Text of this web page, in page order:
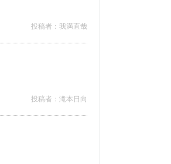
投稿者：我満直哉
投稿者：滝本日向